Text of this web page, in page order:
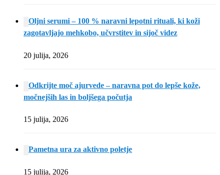
Oljni serumi – 100 % naravni lepotni rituali, ki koži
zagotavljajo mehkobo, učvrstitev in sijoč videz
20 julija, 2026
Odkrijte moč ajurvede – naravna pot do lepše kože,
močnejših las in boljšega počutja
15 julija, 2026
Pametna ura za aktivno poletje
15 julija, 2026